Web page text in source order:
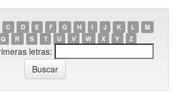
C D E F G H I J K L
M
Q R S T U V W X Y Z
letras: